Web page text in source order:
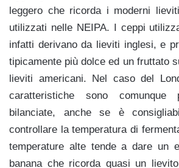
leggero che ricorda i moderni
utilizzati nelle NEIPA. I ceppi
infatti derivano da lieviti inglesi, e
tipicamente più dolce ed un fruttato
lieviti americani. Nel caso del
caratteristiche sono
bilanciate, anche se è
controllare la temperatura di
temperature alte tende a dare un
banana che ricorda quasi un